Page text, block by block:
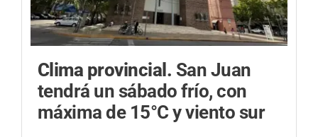
Clima provincial. San Juan
tendrá un sábado frío, con
máxima de 15°C y viento sur